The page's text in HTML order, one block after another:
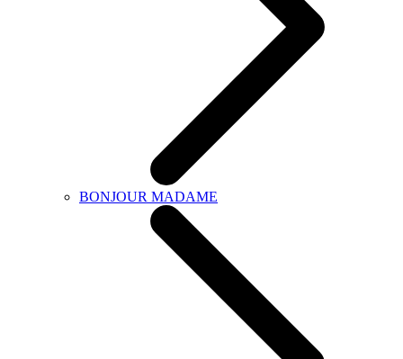
BONJOUR MADAME